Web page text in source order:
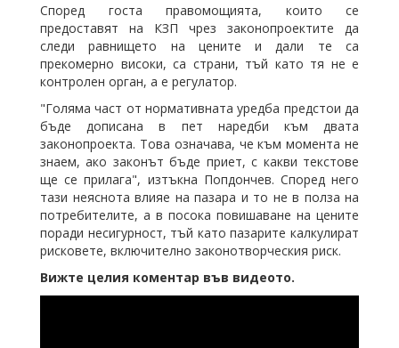
Според госта правомощията, които се
предоставят на КЗП чрез законопроектите да
следи равнището на цените и дали те са
прекомерно високи, са страни, тъй като тя не е
контролен орган, а е регулатор.
"Голяма част от нормативната уредба предстои да
бъде дописана в пет наредби към двата
законопроекта. Това означава, че към момента не
знаем, ако законът бъде приет, с какви текстове
ще се прилага", изтъкна Попдончев. Според него
тази неяснота влияе на пазара и то не в полза на
потребителите, а в посока повишаване на цените
поради несигурност, тъй като пазарите калкулират
рисковете, включително законотворческия риск.
Вижте целия коментар във видеото.